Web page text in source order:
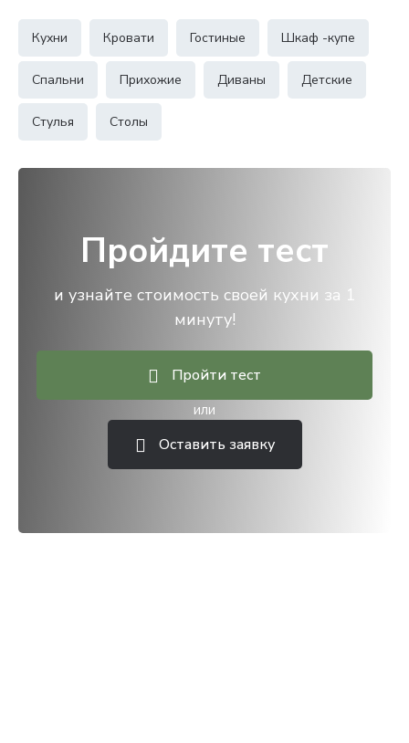
Кухни Кровати Гостиные Шкаф -купе
Спальни Прихожие Диваны Детские
Стулья Столы
Пройдите тест
и узнайте стоимость своей кухни за 1
минуту!
Пройти тест
или
Оставить заявку